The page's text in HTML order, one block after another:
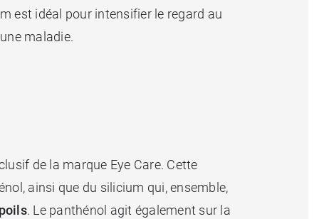
est idéal pour intensifier le regard au
maladie.
de la marque Eye Care. Cette
ainsi que du silicium qui, ensemble,
. Le panthénol agit également sur la